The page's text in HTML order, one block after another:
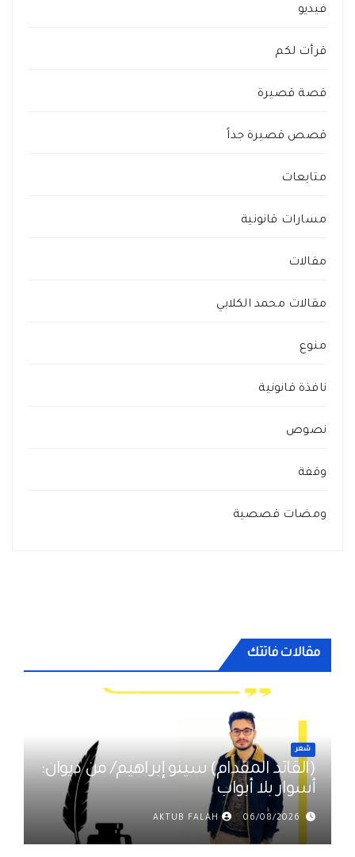
فيديو
قرأت لكم
قصة قصيرة
قصص قصيرة جداً
متابعات
مسارات قانونية
مقالات
مقالات محمد الكلابي
منوع
نافذة قانونية
نصوص
وقفة
ومضات قصصية
مقالات فاتتك
شعر
(القائد المقدام) سينو إبراهيم/ من ديوان:
أسوار بلا أبواب
06/08/2026
AKTUB FALAH